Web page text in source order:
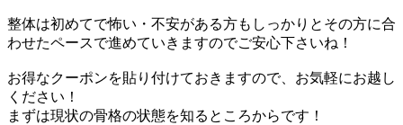
整体は初めてで怖い・不安がある方もしっかりとその方に合
わせたペースで進めていきますのでご安心下さいね！
お得なクーポンを貼り付けておきますので、お気軽にお越し
ください！
まずは現状の骨格の状態を知るところからです！